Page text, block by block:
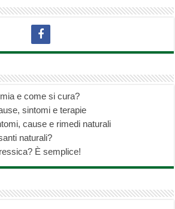
e come si cura?
sintomi e terapie
cause e rimedi naturali
naturali?
È semplice!